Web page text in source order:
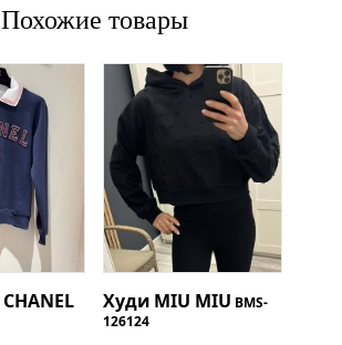
Похожие товары
CHANEL Худи MIU MIU BMS-
126124